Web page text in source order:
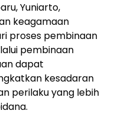
Yuniarto,
keagamaan
proses pembinaan
pembinaan
dapat
kesadaran
perilaku yang lebih